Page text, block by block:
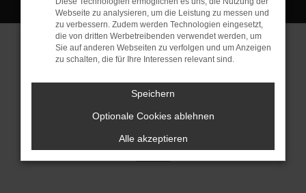
Cookie Einstellungen
© 2026 Jakob Trading GmbH | Neustädter Straße 1 | DE-08223
Neustadt/Vogtland | fj@jakob-trading.com | Webdesign by audaris.de
Webseite zu analysieren, um die Leistung zu messen und
zu verbessern. Zudem werden Technologien eingesetzt,
die von dritten Werbetreibenden verwendet werden, um
Sie auf anderen Webseiten zu verfolgen und um Anzeigen
zu schalten, die für Ihre Interessen relevant sind.
Speichern
Optionale Cookies ablehnen
Alle akzeptieren